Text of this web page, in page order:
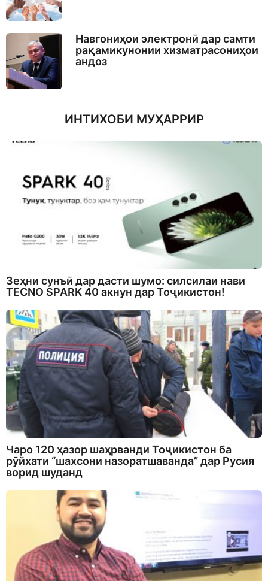
Навгониҳои электронӣ дар самти
рақамикунонии хизматрасониҳои
андоз
ИНТИХОБИ МУҲАРРИР
Зеҳни сунъӣ дар дасти шумо: силсилаи нави
TECNO SPARK 40 акнун дар Тоҷикистон!
Чаро 120 ҳазор шаҳрванди Тоҷикистон ба
рӯйхати “шахсони назоратшаванда” дар Русия
ворид шуданд